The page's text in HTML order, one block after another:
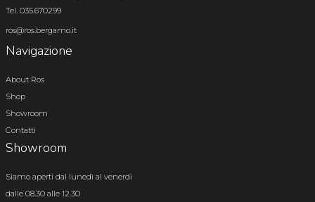
Tel. 035.670299
ros@ros.bergamo.it
Navigazione
About Ros
Shop
Showroom
Contatti
Showroom
Siamo aperti dal lunedì al venerdì
dalle 08.30 alle 12.30